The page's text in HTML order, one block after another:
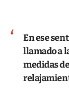
En ese
llamado a
medidas